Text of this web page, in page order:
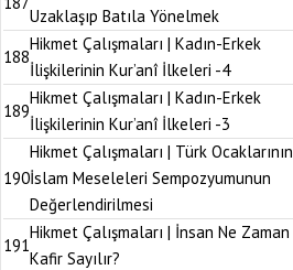
Uzaklaşıp Batıla Yönelmek
188
Hikmet Çalışmaları | Kadın-Erkek
İlişkilerinin Kur’anî İlkeleri -4
189
Hikmet Çalışmaları | Kadın-Erkek
İlişkilerinin Kur’anî İlkeleri -3
190
Hikmet Çalışmaları | Türk Ocaklarının
İslam Meseleleri Sempozyumunun
Değerlendirilmesi
191
Hikmet Çalışmaları | İnsan Ne Zaman
Kafir Sayılır?